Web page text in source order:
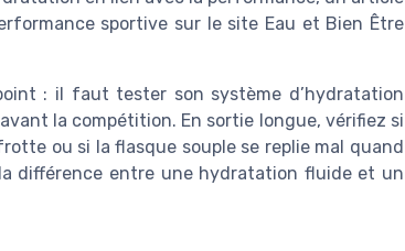
sportive sur le site Eau et Bien Être
: il faut tester son système d’hydratation
la compétition. En sortie longue, vérifiez si
ou si la flasque souple se replie mal quand
différence entre une hydratation fluide et un